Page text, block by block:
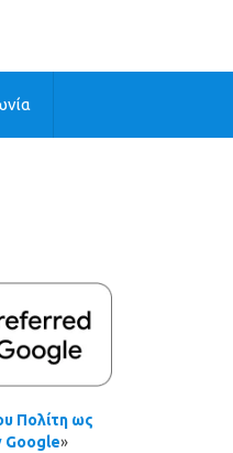
Πολίτη ως
Google»